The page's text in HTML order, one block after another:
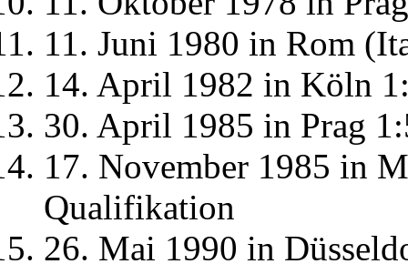
11. Juni 1980 in Rom
14. April 1982 in Köln
30. April 1985 in Prag
17. November 1985 in
Qualifikation
26. Mai 1990 in